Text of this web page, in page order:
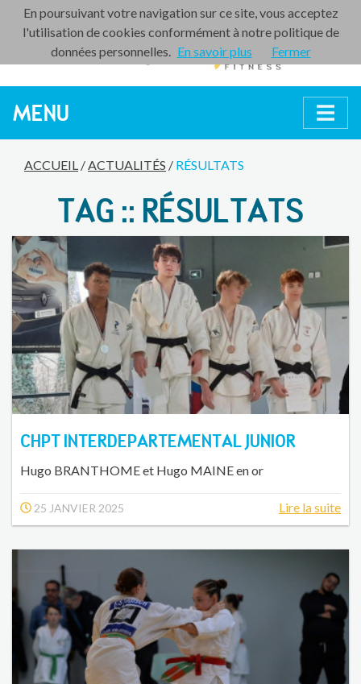
MENU
ACCUEIL / ACTUALITÉS / RÉSULTATS
TAG :: RÉSULTATS
CHPT INTERDEPARTEMENTAL JUNIOR
Hugo BRANTHOME et Hugo MAINE en or
25 JANVIER 2025 Lire la suite
En poursuivant votre navigation sur ce site, vous acceptez
l'utilisation de cookies conformément à notre politique de
données personnelles. En savoir plus Fermer